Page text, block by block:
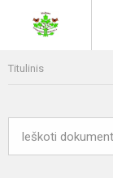
Titulinis